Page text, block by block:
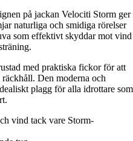
på jackan Velociti Storm ger
naturliga och smidiga rörelser
som effektivt skyddar mot vind
med praktiska fickor för att
Den moderna och
plagg för alla idrottare som
vind tack vare Storm-